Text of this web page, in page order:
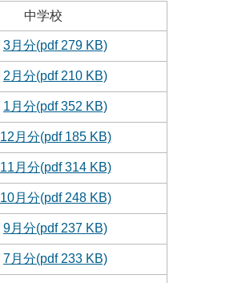
中学校
3月分(pdf 279 KB)
2月分(pdf 210 KB)
1月分(pdf 352 KB)
12月分(pdf 185 KB)
11月分(pdf 314 KB)
10月分(pdf 248 KB)
9月分(pdf 237 KB)
7月分(pdf 233 KB)